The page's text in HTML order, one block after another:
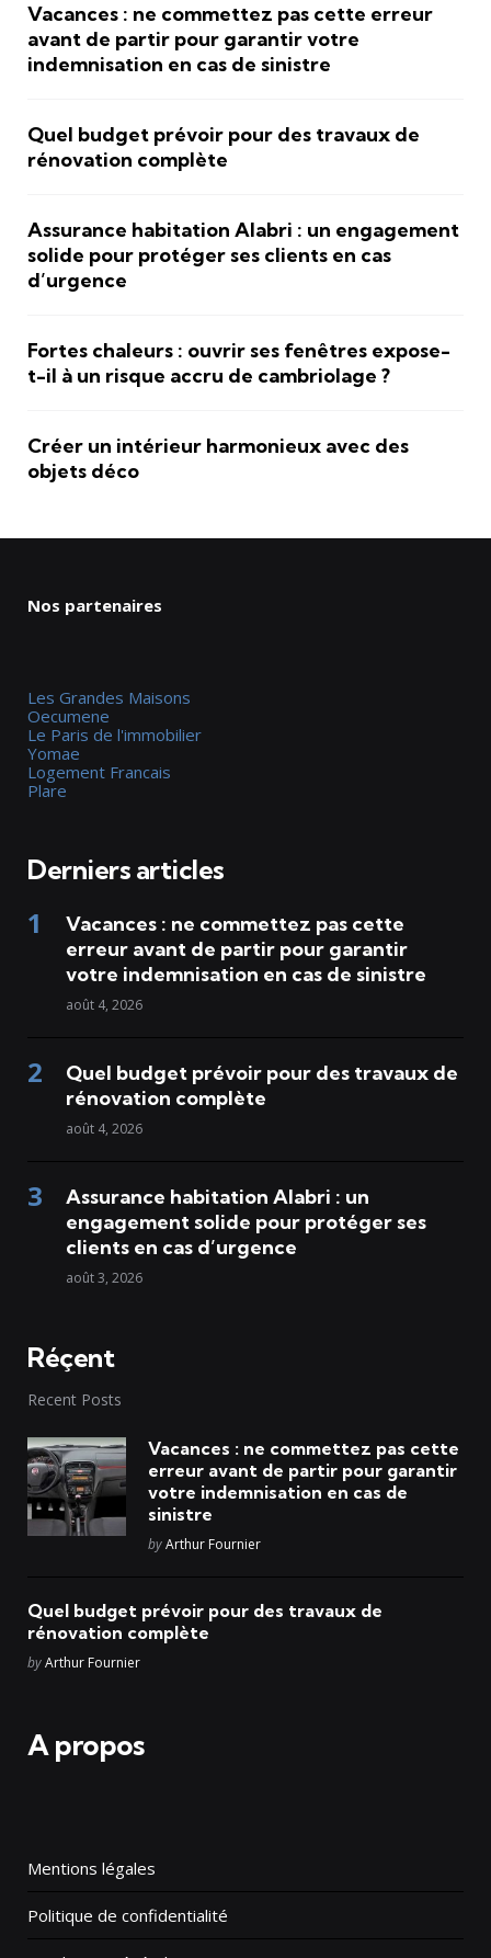
Vacances : ne commettez pas cette erreur
avant de partir pour garantir votre
indemnisation en cas de sinistre
Quel budget prévoir pour des travaux de
rénovation complète
Assurance habitation Alabri : un engagement
solide pour protéger ses clients en cas
d’urgence
Fortes chaleurs : ouvrir ses fenêtres expose-
t-il à un risque accru de cambriolage ?
Créer un intérieur harmonieux avec des
objets déco
Nos partenaires
Les Grandes Maisons
Oecumene
Le Paris de l'immobilier
Yomae
Logement Francais
Plare
Derniers articles
Vacances : ne commettez pas cette
erreur avant de partir pour garantir
votre indemnisation en cas de sinistre
août 4, 2026
Quel budget prévoir pour des travaux de
rénovation complète
août 4, 2026
Assurance habitation Alabri : un
engagement solide pour protéger ses
clients en cas d’urgence
août 3, 2026
Réçent
Recent Posts
Vacances : ne commettez pas cette
erreur avant de partir pour garantir
votre indemnisation en cas de
sinistre
Posted
byArthur Fournier
Quel budget prévoir pour des travaux de
rénovation complète
Posted
byArthur Fournier
A propos
Mentions légales
Politique de confidentialité